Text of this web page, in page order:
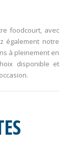
foodcourt, avec
également notre
à pleinement en
disponible et